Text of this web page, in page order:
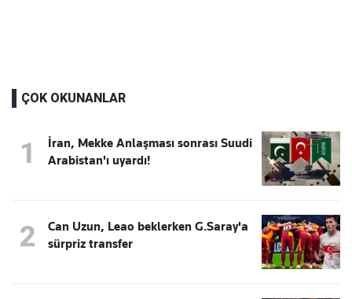
ÇOK OKUNANLAR
1
İran, Mekke Anlaşması sonrası Suudi
Arabistan'ı uyardı!
2
Can Uzun, Leao beklerken G.Saray'a
sürpriz transfer